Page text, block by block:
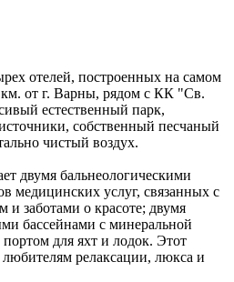
отелей, построенных на самом
км. от г. Варны, рядом с КК "Св.
естественный парк,
собственный песчаный
чистый воздух.
двумя бальнеологическими
медицинских услуг, связанных с
и заботами о красоте; двумя
бассейнами с минеральной
для яхт и лодок. Этот
релаксации, люкса и